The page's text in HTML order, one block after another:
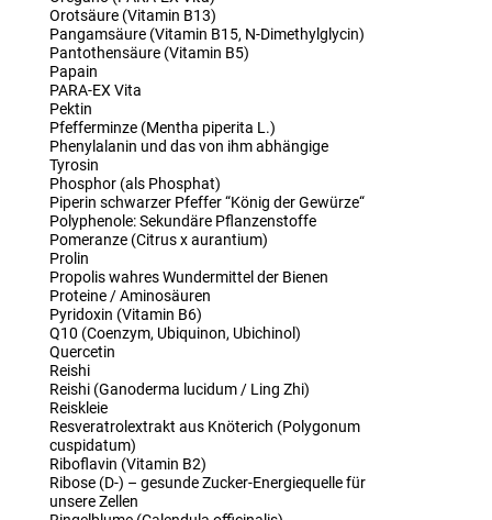
Orotsäure (Vitamin B13)
Pangamsäure (Vitamin B15, N-Dimethylglycin)
Pantothensäure (Vitamin B5)
Papain
PARA-EX Vita
Pektin
Pfefferminze (Mentha piperita L.)
Phenylalanin und das von ihm abhängige
Tyrosin
Phosphor (als Phosphat)
Piperin schwarzer Pfeffer “König der Gewürze“
Polyphenole: Sekundäre Pflanzenstoffe
Pomeranze (Citrus x aurantium)
Prolin
Propolis wahres Wundermittel der Bienen
Proteine / Aminosäuren
Pyridoxin (Vitamin B6)
Q10 (Coenzym, Ubiquinon, Ubichinol)
Quercetin
Reishi
Reishi (Ganoderma lucidum / Ling Zhi)
Reiskleie
Resveratrolextrakt aus Knöterich (Polygonum
cuspidatum)
Riboflavin (Vitamin B2)
Ribose (D-) – gesunde Zucker-Energiequelle für
unsere Zellen